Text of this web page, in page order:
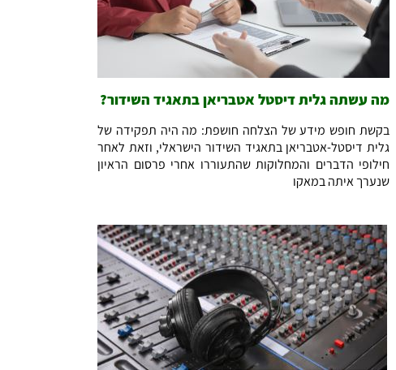
מה עשתה גלית דיסטל אטבריאן בתאגיד השידור?
בקשת חופש מידע של הצלחה חושפת: מה היה תפקידה של
גלית דיסטל-אטבריאן בתאגיד השידור הישראלי, וזאת לאחר
חילופי הדברים והמחלוקות שהתעוררו אחרי פרסום הראיון
שנערך איתה במאקו